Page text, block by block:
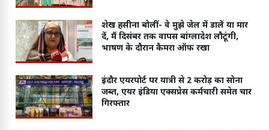
शेख हसीना बोलीं- वे मुझे जेल में डालें या मार
दें, मैं दिसंबर तक वापस बांग्लादेश लौटूंगी,
भाषण के दौरान कैमरा ऑफ रखा
इंदौर एयरपोर्ट पर यात्री से 2 करोड़ का सोना
जब्त, एयर इंडिया एक्सप्रेस कर्मचारी समेत चार
गिरफ्तार